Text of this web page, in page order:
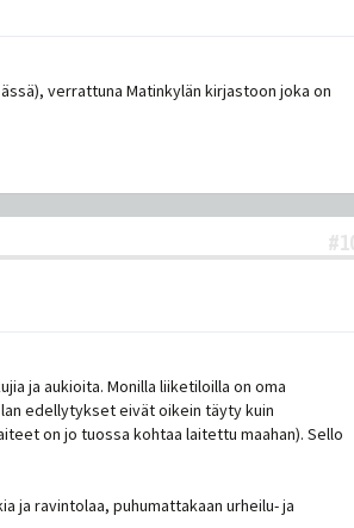
verrattuna Matinkylän kirjastoon joka on
ja aukioita. Monilla liiketiloilla on oma
edellytykset eivät oikein täyty kuin
on jo tuossa kohtaa laitettu maahan). Sello
ja ravintolaa, puhumattakaan urheilu- ja